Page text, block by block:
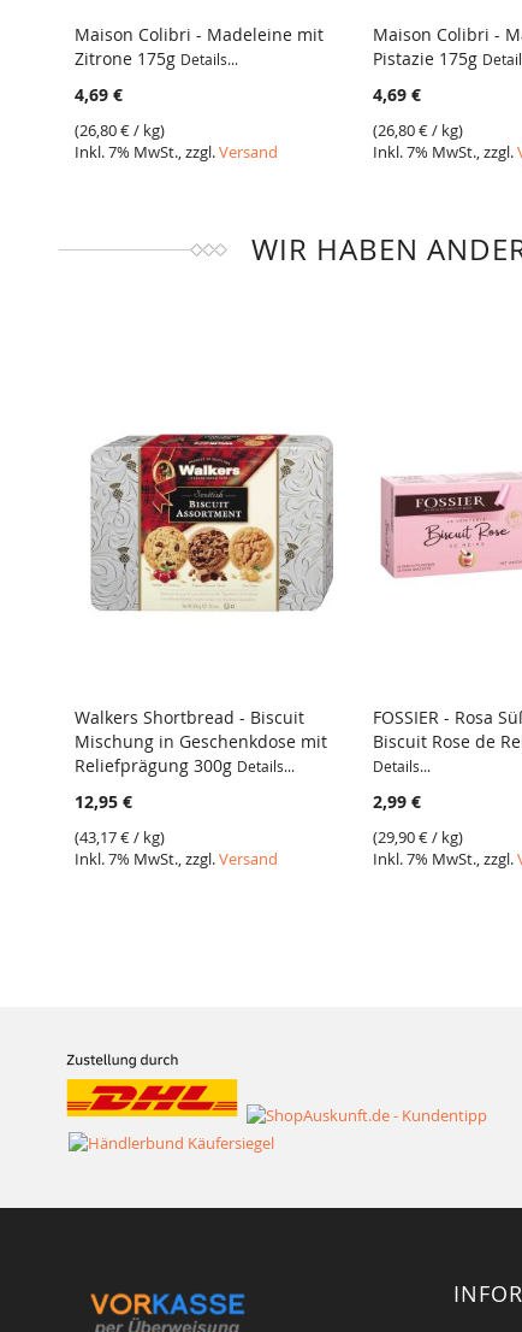
VERGLEICH
Maison Colibri - Madeleine mit
Zitrone 175g Details...
4,69 €
(26,80 €/ kg)
Inkl. 7% MwSt., zzgl.Versand
VERGLEICH
Maison Colibri -
Pistazie 175g
4,69 €
(26,80 €/ kg)
Inkl. 7% MwSt., zzgl.
WIR HABEN
Walkers Shortbread - Biscuit
Mischung in Geschenkdose mit
Reliefprägung 300g Details...
12,95 €
(43,17 €/ kg)
Inkl. 7% MwSt., zzgl.Versand
FOSSIER - Rosa
Biscuit Rose de
Details...
2,99 €
(29,90 €/ kg)
Inkl. 7% MwSt., zzgl.